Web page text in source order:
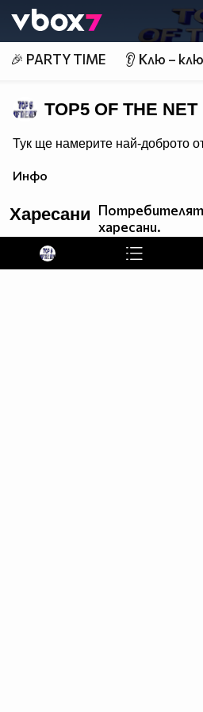
👾
🎉 PARTY TIME 👂 Клю – клю
TOP5 OF THE NET
Тук ще намерите най-доброто
Инфо
Харесани Потребителят
харесани.